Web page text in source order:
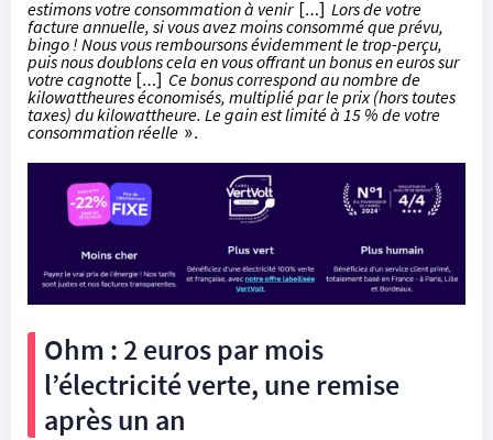
estimons votre consommation à venir[…] Lors de votre
facture annuelle, si vous avez moins consommé que prévu,
bingo ! Nous vous remboursons évidemment le trop-perçu,
puis nous doublons cela en vous offrant un bonus en euros sur
votre cagnotte […] Ce bonus correspond au nombre de
kilowattheures économisés, multiplié par le prix (hors toutes
taxes) du kilowattheure. Le gain est limité à 15 % de votre
consommation réelle ».
Ohm : 2 euros par mois
l’électricité verte, une remise
après un an